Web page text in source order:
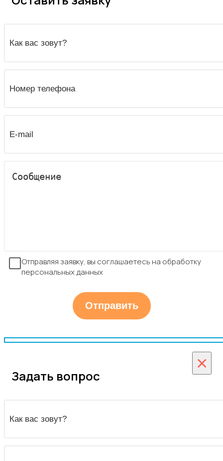
Отправляя заявку, вы соглашаетесь на обработку
персональных данных
×
Задать вопрос